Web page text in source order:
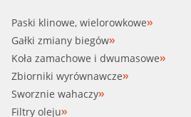
Paski klinowe, wielorowkowe
Gałki zmiany biegów
Koła zamachowe i dwumasowe
Zbiorniki wyrównawcze
Sworznie wahaczy
Filtry oleju